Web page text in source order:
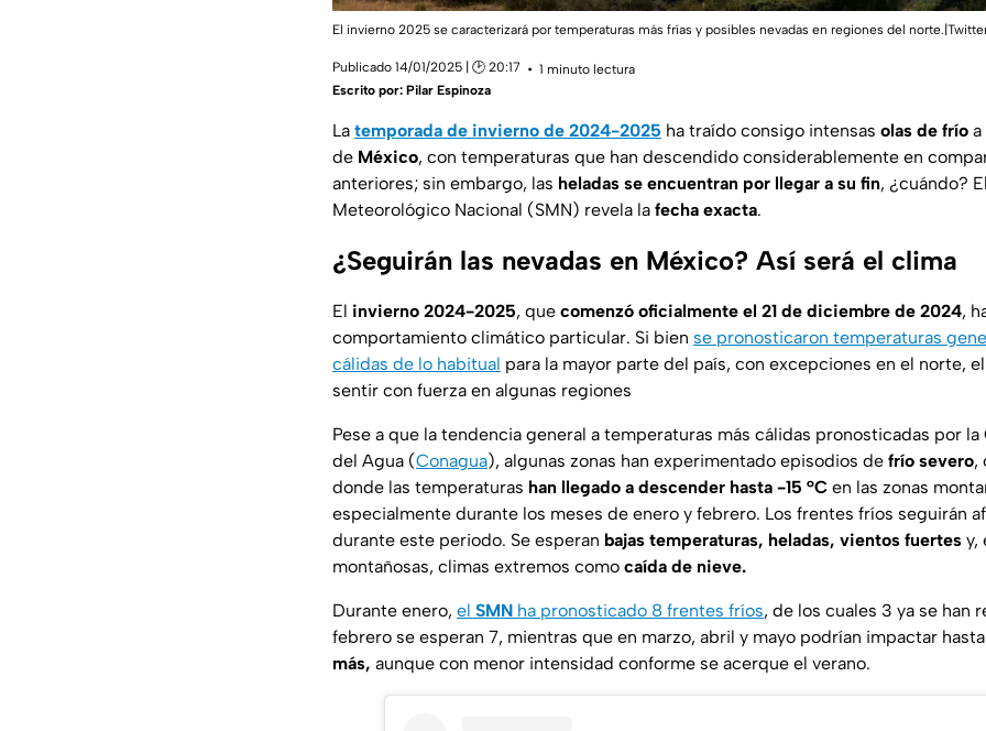
El invierno 2025 se caracterizará por temperaturas más frías y posibles nevadas en regiones del
Publicado 14/01/2025 | 🕑 20:17
1 minuto lectura
Escrito por: Pilar Espinoza
La temporada de invierno de 2024-2025 ha traído consigo intensas olas de frío
de México, con temperaturas que han descendido considerablemente en
anteriores; sin embargo, las heladas se encuentran por llegar a su fin, ¿cuándo?
Meteorológico Nacional (SMN) revela la fecha exacta.
¿Seguirán las nevadas en México? Así será el clima
El invierno 2024-2025, que comenzó oficialmente el 21 de diciembre de 2024,
comportamiento climático particular. Si bien se pronosticaron temperaturas
cálidas de lo habitual para la mayor parte del país, con excepciones en el norte,
sentir con fuerza en algunas regiones
Pese a que la tendencia general a temperaturas más cálidas pronosticadas por la
del Agua (Conagua), algunas zonas han experimentado episodios de frío severo,
donde las temperaturas han llegado a descender hasta -15 °C en las zonas
especialmente durante los meses de enero y febrero. Los frentes fríos seguirán
durante este periodo. Se esperan bajas temperaturas, heladas, vientos fuertes y,
montañosas, climas extremos como caída de nieve.
Durante enero, el SMN ha pronosticado 8 frentes fríos, de los cuales 3 ya se han
febrero se esperan 7, mientras que en marzo, abril y mayo podrían impactar
más, aunque con menor intensidad conforme se acerque el verano.